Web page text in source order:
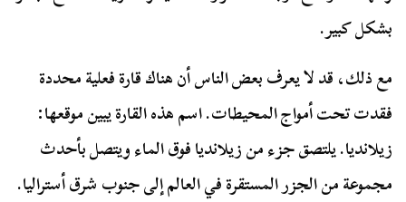
بشكل كبير.
مع ذلك، قد لا يعرف بعض الناس أن هناك قارة فعلية محددة
فقدت تحت أمواج المحيطات. اسم هذه القارة يبين موقعها:
زيلانديا. يلتصق جزء من زيلانديا فوق الماء ويتصل بأحدث
مجموعة من الجزر المستقرة في العالم إلى جنوب شرق أستراليا.